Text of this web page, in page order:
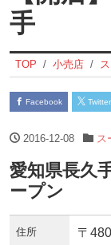
手
TOP 小売店
Facebook Twitter
2016-12-08 ス
愛知県長久
ープン
住所
〒